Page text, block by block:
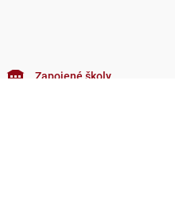
Zapojené školy